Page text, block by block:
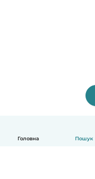
Головна Пошук